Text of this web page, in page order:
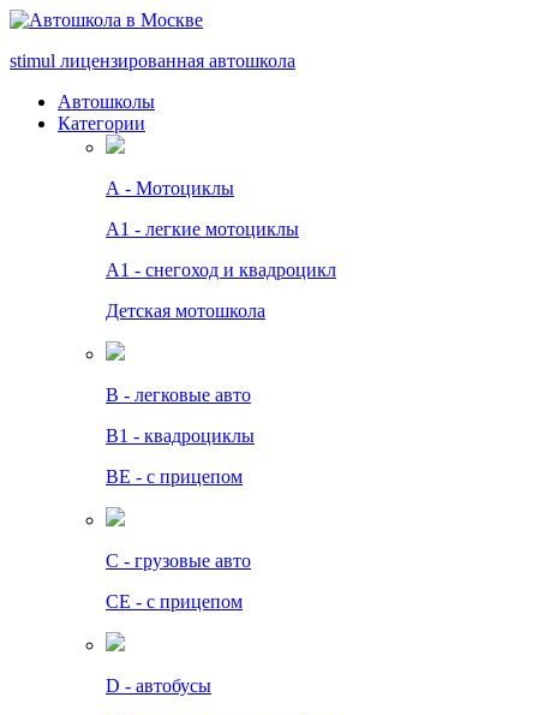
stimul лицензированная автошкола
Автошколы
Категории
А - Мотоциклы
A1 - легкие мотоциклы
A1 - снегоход и квадроцикл
Детская мотошкола
B - легковые авто
В1 - квадроциклы
BE - с прицепом
C - грузовые авто
СЕ - с прицепом
D - автобусы